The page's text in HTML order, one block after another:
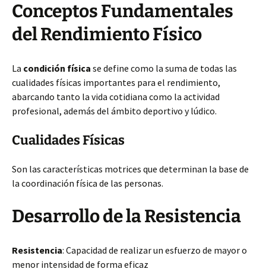
Conceptos Fundamentales
del Rendimiento Físico
La condición física se define como la suma de todas las
cualidades físicas importantes para el rendimiento,
abarcando tanto la vida cotidiana como la actividad
profesional, además del ámbito deportivo y lúdico.
Cualidades Físicas
Son las características motrices que determinan la base de
la coordinación física de las personas.
Desarrollo de la Resistencia
Resistencia: Capacidad de realizar un esfuerzo de mayor o
menor intensidad de forma eficaz